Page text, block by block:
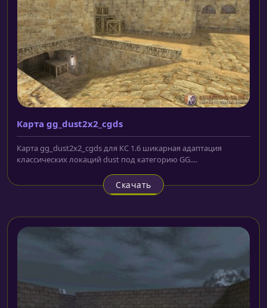
Карта gg_dust2x2_cgds
Карта gg_dust2x2_cgds для КС 1.6 шикарная адаптация
классических локаций dust под категорию GG....
Скачать